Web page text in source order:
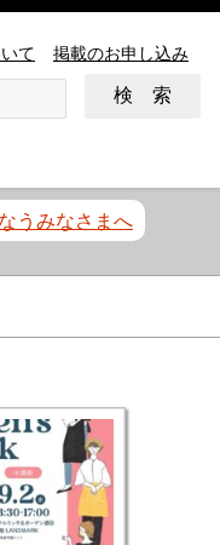
て 掲載のお申し込み
うみなさまへ